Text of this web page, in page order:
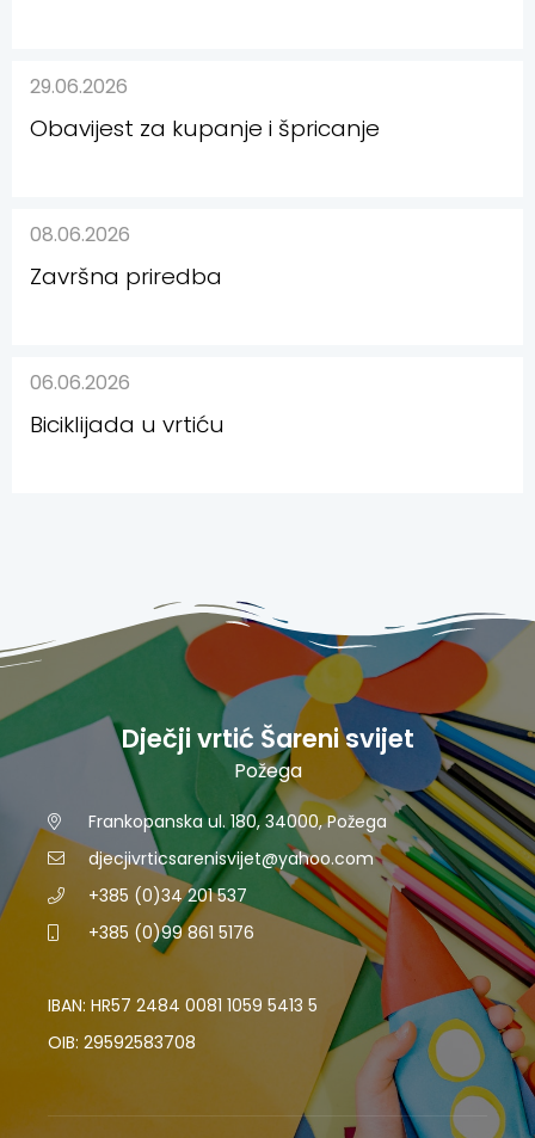
29.06.2026
Obavijest za kupanje i špricanje
08.06.2026
Završna priredba
06.06.2026
Biciklijada u vrtiću
Dječji vrtić Šareni svijet
Požega
Frankopanska ul. 180, 34000, Požega
djecjivrticsarenisvijet@yahoo.com
+385 (0)34 201 537
+385 (0)99 861 5176
IBAN: HR57 2484 0081 1059 5413 5
OIB: 29592583708